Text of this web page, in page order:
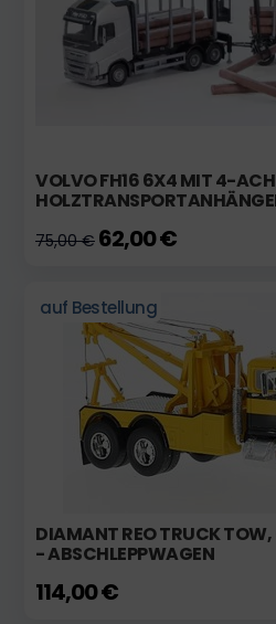
VOLVO FH16 6X4 MIT 4-
75,00 € 62,00 €
auf Bestellung
DIAMANT REO TRUCK
- ABSCHLEPPWAGEN
114,00 €